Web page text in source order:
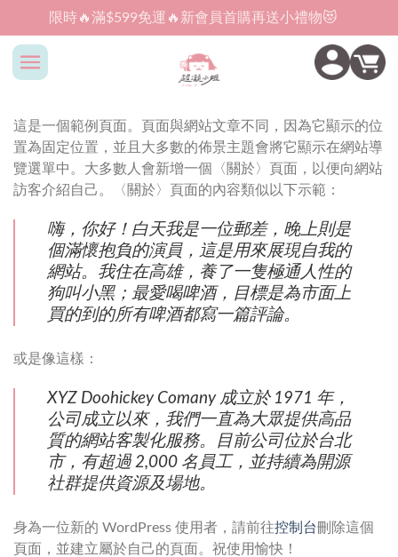
content
限時🔥滿$599免運🔥新會員首購再送小禮物😻
這是一個範例頁面。頁面與網站文章不同，因為它顯示的位
置為固定位置，並且大多數的佈景主題會將它顯示在網站導
覽選單中。大多數人會新增一個〈關於〉頁面，以便向網站
訪客介紹自己。〈關於〉頁面的內容類似以下示範：
嗨，你好！白天我是一位郵差，晚上則是
個滿懷抱負的演員，這是用來展現自我的
網站。我住在高雄，養了一隻極通人性的
狗叫小黑；最愛喝啤酒，目標是為市面上
買的到的所有啤酒都寫一篇評論。
或是像這樣：
XYZ Doohickey Comany 成立於 1971 年，
公司成立以來，我們一直為大眾提供高品
質的網站客製化服務。目前公司位於台北
市，有超過 2,000 名員工，並持續為開源
社群提供資源及場地。
身為一位新的 WordPress 使用者，請前往控制台刪除這個
頁面，並建立屬於自己的頁面。祝使用愉快！